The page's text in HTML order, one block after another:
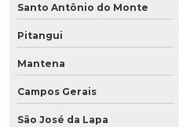
Santo Antônio do Monte
Pitangui
Mantena
Campos Gerais
São José da Lapa